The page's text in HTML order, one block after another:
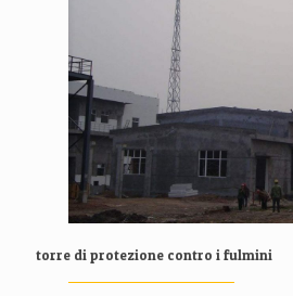
torre di protezione contro i fulmini